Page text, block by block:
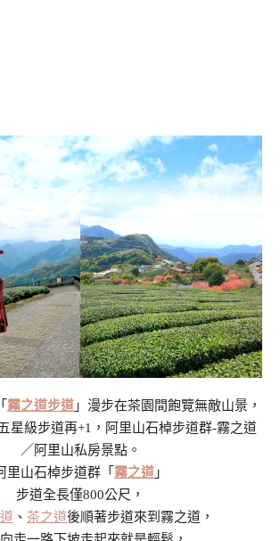
霧之道步道」漫步在茶園間飽覽無敵山景，
星級步道再+1，阿里山石棹步道群-霧之道
／阿里山私房景點。
里山石棹步道群「 霧之道」
步道全長僅800公尺，
、 茶之道後順著步道來到霧之道，